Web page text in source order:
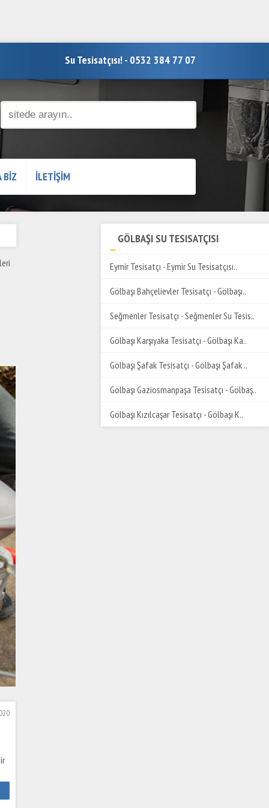
Su Tesisatçısı! - 0532 384 77 07
BİZ İLETİŞİM
GÖLBAŞI SU TESISATÇISI
Eymir Tesisatçı - Eymir Su Tesisatçısı..
Gölbaşı Bahçelievler Tesisatçı - Gölbaşı..
Seğmenler Tesisatçı - Seğmenler Su Tesis..
Gölbaşı Karşıyaka Tesisatçı - Gölbaşı Ka..
Gölbaşı Şafak Tesisatçı - Gölbaşı Şafak ..
Gölbaşı Gaziosmanpaşa Tesisatçı - Gölbaş..
Gölbaşı Kızılcaşar Tesisatçı - Gölbaşı K..